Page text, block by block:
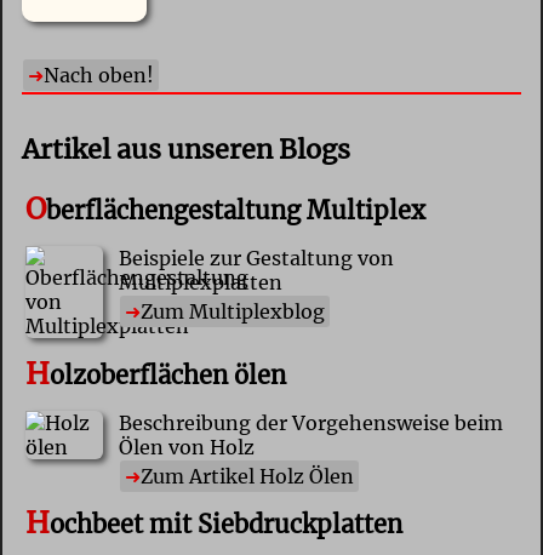
Nach oben!
Artikel aus unseren Blogs
Oberflächengestaltung Multiplex
Beispiele zur Gestaltung von
Multiplexplatten
Zum Multiplexblog
Holzoberflächen ölen
Beschreibung der Vorgehensweise beim
Ölen von Holz
Zum Artikel Holz Ölen
Hochbeet mit Siebdruckplatten